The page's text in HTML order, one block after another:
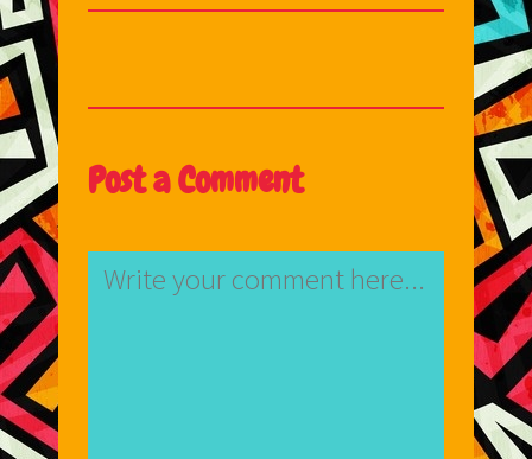
Post a Comment